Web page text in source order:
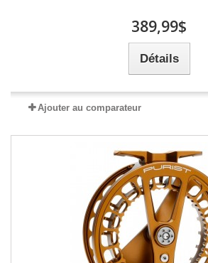
389,99$
Détails
Ajouter au comparateur